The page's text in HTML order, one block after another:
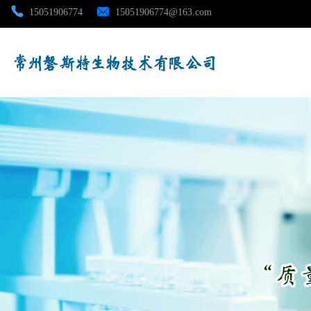
15051906774 15051906774@163.com
公司首页
公司介绍
公司动态
产品展厅
联系方式